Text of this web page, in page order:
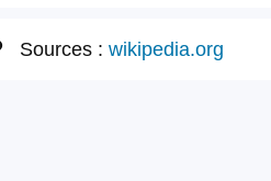
Sources : wikipedia.org